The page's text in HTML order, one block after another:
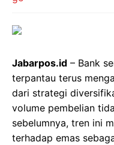
Jabarpos.id – Bank
terpantau terus
dari strategi
volume pembelian
sebelumnya, tren ini
terhadap emas